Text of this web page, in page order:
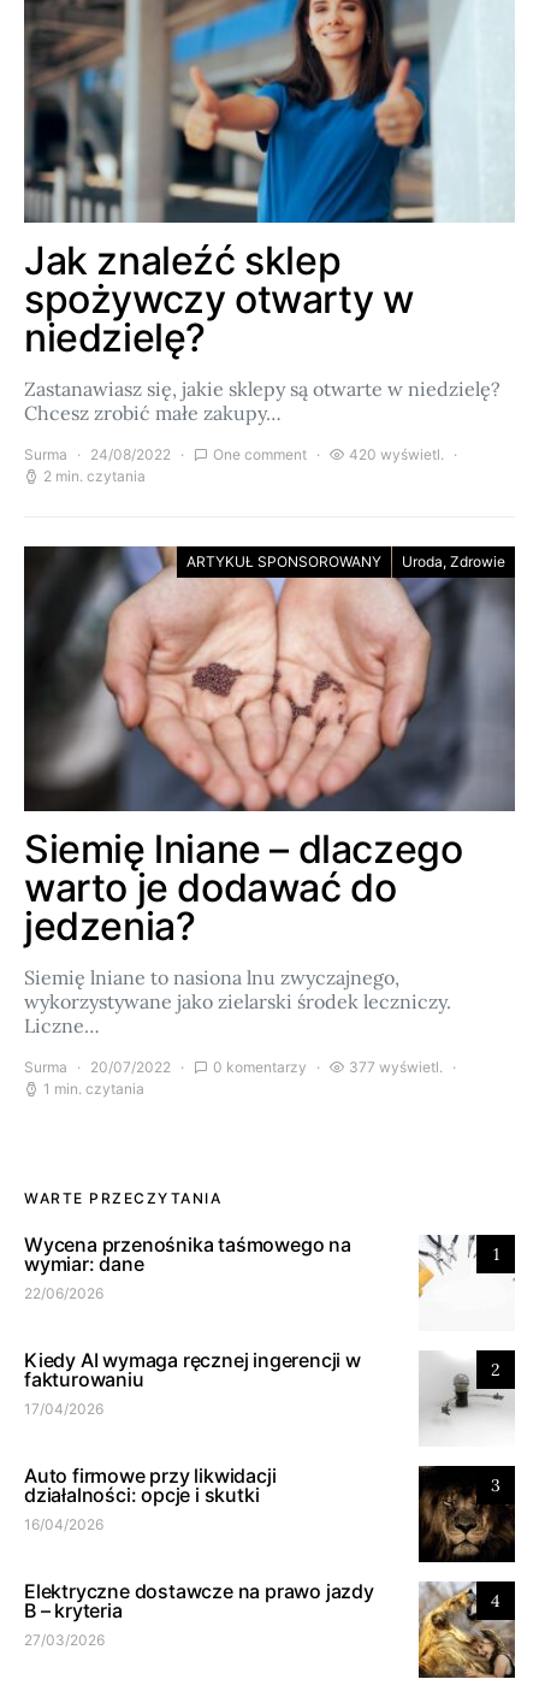
Jak znaleźć sklep
spożywczy otwarty w
niedzielę?
Zastanawiasz się, jakie sklepy są otwarte w niedzielę?
Chcesz zrobić małe zakupy…
Surma 24/08/2022 One comment
420 wyświetl.
2 min. czytania
ARTYKUŁ SPONSOROWANY Uroda, Zdrowie
Siemię lniane – dlaczego
warto je dodawać do
jedzenia?
Siemię lniane to nasiona lnu zwyczajnego,
wykorzystywane jako zielarski środek leczniczy.
Liczne…
Surma 20/07/2022 0 komentarzy
377 wyświetl.
1 min. czytania
WARTE PRZECZYTANIA
1
Wycena przenośnika taśmowego na
wymiar: dane
22/06/2026
2
Kiedy AI wymaga ręcznej ingerencji w
fakturowaniu
17/04/2026
3
Auto firmowe przy likwidacji
działalności: opcje i skutki
16/04/2026
4
Elektryczne dostawcze na prawo jazdy
B – kryteria
27/03/2026